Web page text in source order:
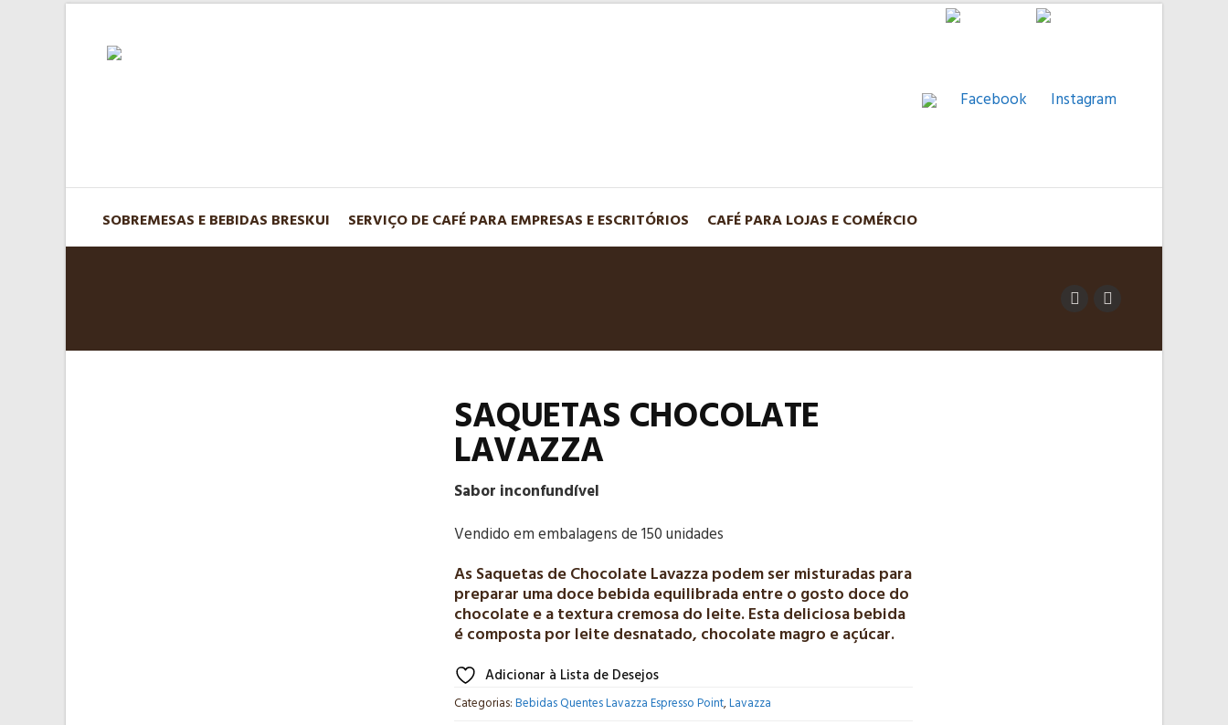
SOBREMESAS E BEBIDAS BRESKUI SERVIÇO DE CAFÉ PARA EMPRESAS E ESCRITÓRIOS CAFÉ PARA LOJAS E COMÉRCIO
SAQUETAS CHOCOLATE
LAVAZZA
Sabor inconfundível
Vendido em embalagens de 150 unidades
As Saquetas de Chocolate Lavazza podem ser misturadas para
preparar uma doce bebida equilibrada entre o gosto doce do
chocolate e a textura cremosa do leite. Esta deliciosa bebida
é composta por leite desnatado, chocolate magro e açúcar.
Adicionar à Lista de Desejos
Categorias:Bebidas Quentes Lavazza Espresso Point,Lavazza